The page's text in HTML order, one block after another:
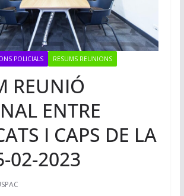
POLICIALS RESUMS REUNIONS
REUNIÓ
ENTRE
I CAPS DE LA
02-2023